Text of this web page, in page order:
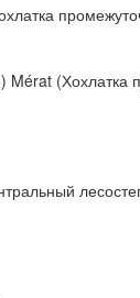
Mérat (Хохлатка